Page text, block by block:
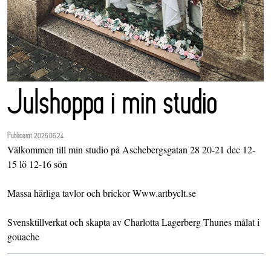
Julshoppa i min studio
Publicerat 2026.06.24
Välkommen till min studio på Aschebergsgatan 28 20-21 dec 12-
15 lö 12-16 sön
Massa härliga tavlor och brickor Www.artbyclt.se
Svensktillverkat och skapta av Charlotta Lagerberg Thunes målat i
gouache